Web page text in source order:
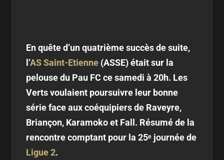
En quête d’un quatrième succès de suite,
l’AS Saint-Etienne (ASSE) était sur la
pelouse du Pau FC ce samedi à 20h. Les
Verts voulaient poursuivre leur bonne
série face aux coéquipiers de Raveyre,
Briançon, Karamoko et Fall. Résumé de la
rencontre comptant pour la 25ᵉ journée de
Ligue 2.